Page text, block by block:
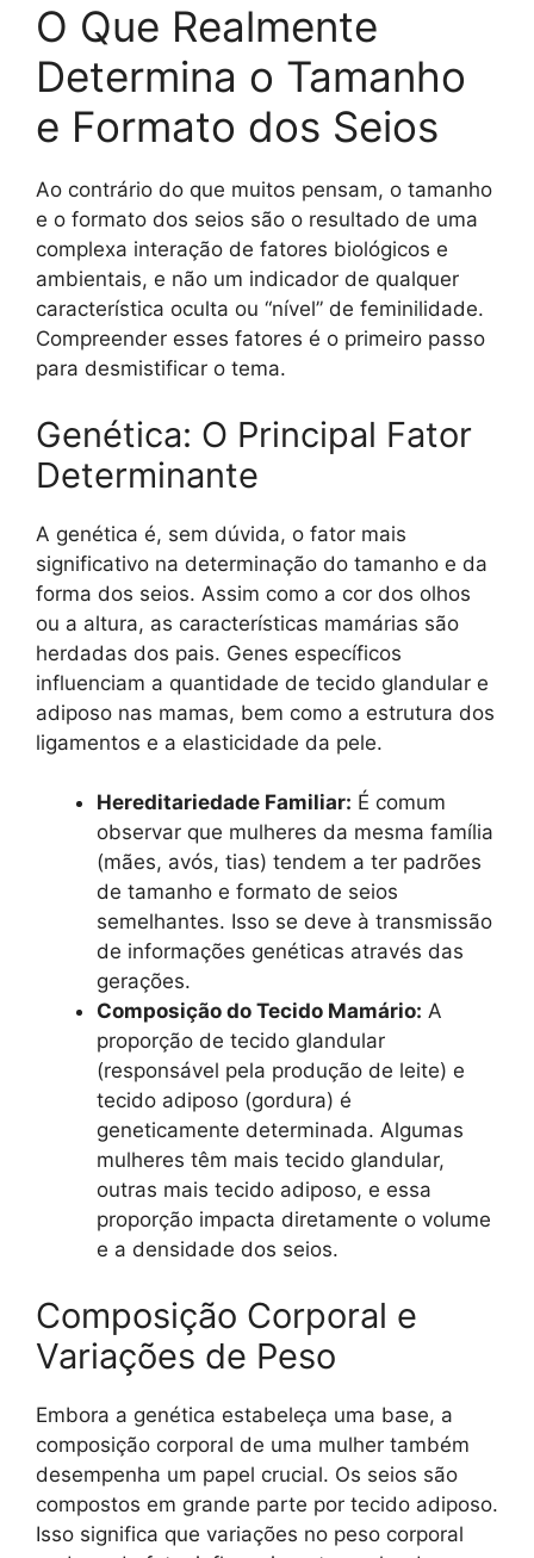
O Que Realmente
Determina o Tamanho
e Formato dos Seios
Ao contrário do que muitos pensam, o tamanho
e o formato dos seios são o resultado de uma
complexa interação de fatores biológicos e
ambientais, e não um indicador de qualquer
característica oculta ou “nível” de feminilidade.
Compreender esses fatores é o primeiro passo
para desmistificar o tema.
Genética: O Principal Fator
Determinante
A genética é, sem dúvida, o fator mais
significativo na determinação do tamanho e da
forma dos seios. Assim como a cor dos olhos
ou a altura, as características mamárias são
herdadas dos pais. Genes específicos
influenciam a quantidade de tecido glandular e
adiposo nas mamas, bem como a estrutura dos
ligamentos e a elasticidade da pele.
Hereditariedade Familiar: É comum
observar que mulheres da mesma família
(mães, avós, tias) tendem a ter padrões
de tamanho e formato de seios
semelhantes. Isso se deve à transmissão
de informações genéticas através das
gerações.
Composição do Tecido Mamário: A
proporção de tecido glandular
(responsável pela produção de leite) e
tecido adiposo (gordura) é
geneticamente determinada. Algumas
mulheres têm mais tecido glandular,
outras mais tecido adiposo, e essa
proporção impacta diretamente o volume
e a densidade dos seios.
Composição Corporal e
Variações de Peso
Embora a genética estabeleça uma base, a
composição corporal de uma mulher também
desempenha um papel crucial. Os seios são
compostos em grande parte por tecido adiposo.
Isso significa que variações no peso corporal